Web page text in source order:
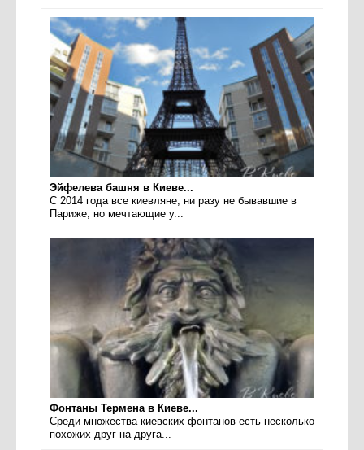
Эйфелева башня в Киеве...
С 2014 года все киевляне, ни разу не бывавшие в
Париже, но мечтающие у...
Фонтаны Термена в Киеве...
Среди множества киевских фонтанов есть несколько
похожих друг на друга...